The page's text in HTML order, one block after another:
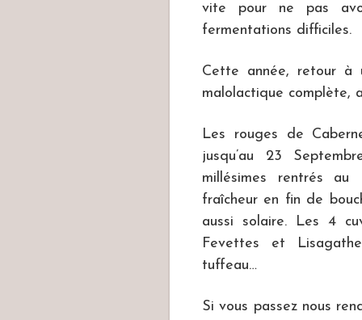
vite pour ne pas
fermentations difficiles.
Cette année, retour à
malolactique complète,
Les rouges de
jusqu’au 23
millésimes rentrés
fraîcheur en fin de
aussi solaire. Les 4
Fevettes et
tuffeau…
Si vous passez nous